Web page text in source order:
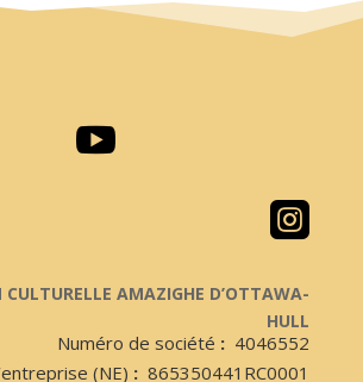


CULTURELLE AMAZIGHE D’OTTAWA-
HULL
Numéro de société : 4046552
(NE) :865350441RC0001